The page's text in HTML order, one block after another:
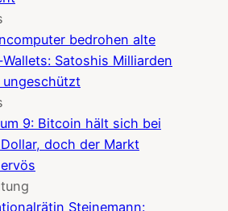
bedrohen alte
Satoshis Milliarden
ungeschützt
9: Bitcoin hält sich bei
doch der Markt
Steinemann: